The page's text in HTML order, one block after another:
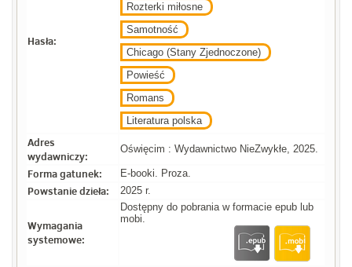
Hasła:
Rozterki miłosne
Samotność
Chicago (Stany Zjednoczone)
Powieść
Romans
Literatura polska
Adres
wydawniczy:
Oświęcim : Wydawnictwo NieZwykłe, 2025.
Forma gatunek: E-booki. Proza.
Powstanie dzieła: 2025 r.
Wymagania
systemowe:
Dostępny do pobrania w formacie epub lub
mobi.